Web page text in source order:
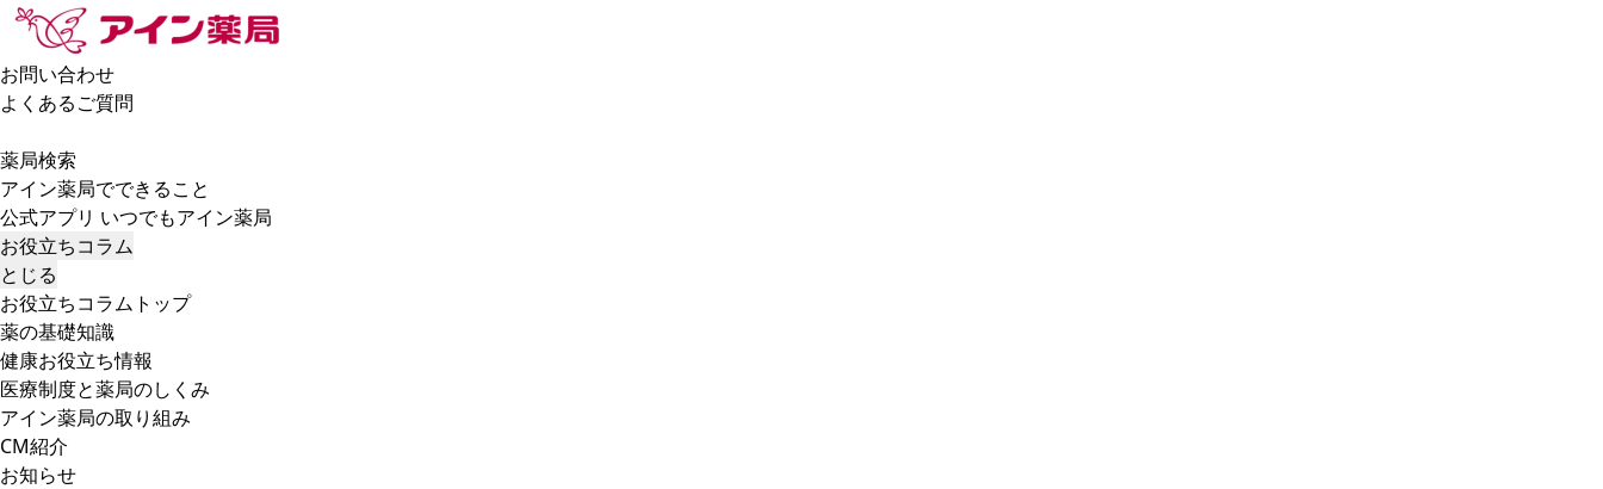
お問い合わせ
よくあるご質問
薬局検索
アイン薬局でできること
公式アプリ いつでもアイン薬局
お役立ちコラム
とじる
お役立ちコラムトップ
薬の基礎知識
健康お役立ち情報
医療制度と薬局のしくみ
アイン薬局の取り組み
CM紹介
お知らせ